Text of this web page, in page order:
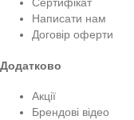
Сертифікат
Написати нам
Договір оферти
Додатково
Акції
Брендові відео